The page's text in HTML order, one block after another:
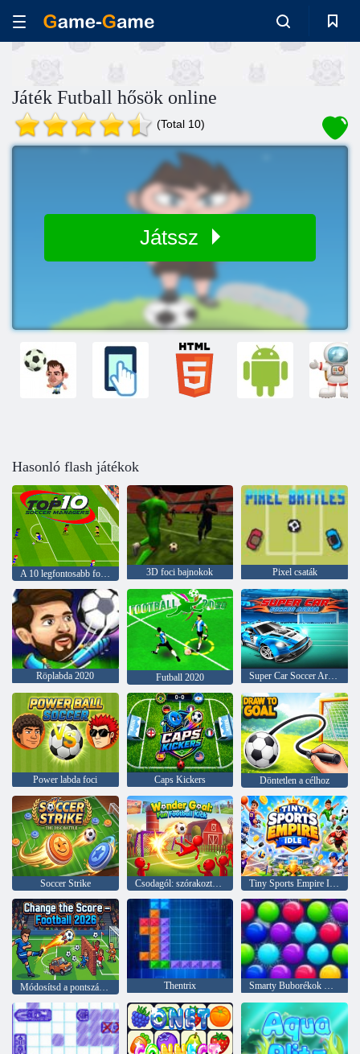
Játék Futball hősök online
(Total 10)
Játssz
Hasonló flash játékok
A 10 legfontosabb focimenedzser 3D foci bajnokok Pixel csaták
Röplabda 2020 Futball 2020 Super Car Soccer Arena
Power labda foci Caps Kickers Döntetlen a célhoz
Soccer Strike Csodagól: szórakoztató futballrúgás Tiny Sports Empire Idle
Thentrix Smarty Buborékok Xmas Edition